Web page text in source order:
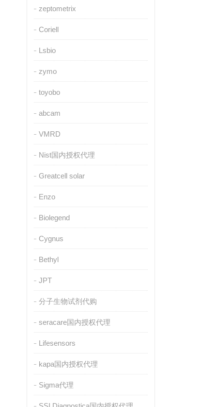
zeptometrix
Coriell
Lsbio
zymo
toyobo
abcam
VMRD
Nist国内授权代理
Greatcell solar
Enzo
Biolegend
Cygnus
Bethyl
JPT
分子生物试剂代购
seracare国内授权代理
Lifesensors
kapa国内授权代理
Sigma代理